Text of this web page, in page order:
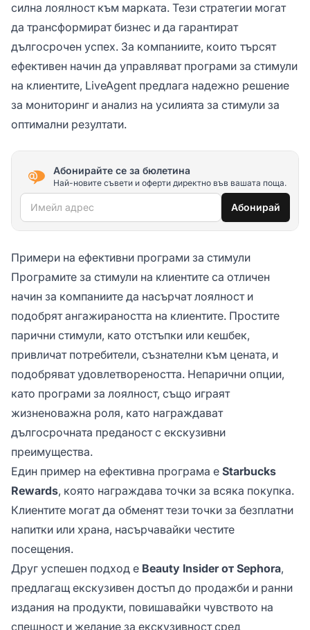
силна лоялност към марката. Тези стратегии могат
да трансформират бизнес и да гарантират
дългосрочен успех. За компаниите, които търсят
ефективен начин да управляват програми за стимули
на клиентите, LiveAgent предлага надежно решение
за мониторинг и анализ на усилията за стимули за
оптимални резултати.
Абонирайте се за бюлетина
Най-новите съвети и оферти директно във вашата поща.
Имейл адрес Абонирай
Примери на ефективни програми за стимули
Програмите за стимули на клиентите са отличен
начин за компаниите да насърчат лоялност и
подобрят ангажираността на клиентите. Простите
парични стимули, като отстъпки или кешбек,
привличат потребители, съзнателни към цената, и
подобряват удовлетвореността. Непарични опции,
като програми за лоялност, също играят
жизненоважна роля, като награждават
дългосрочната преданост с екскузивни
преимущества.
Един пример на ефективна програма е Starbucks
Rewards, която награждава точки за всяка покупка.
Клиентите могат да обменят тези точки за безплатни
напитки или храна, насърчавайки честите
посещения.
Друг успешен подход е Beauty Insider от Sephora,
предлагащ екскузивен достъп до продажби и ранни
издания на продукти, повишавайки чувството на
спешност и желание за екскузивност сред